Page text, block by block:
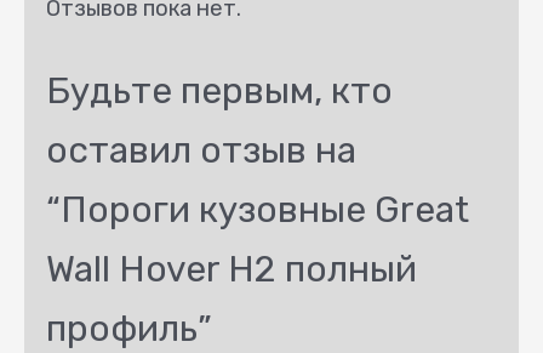
Отзывов пока нет.
Будьте первым, кто
оставил отзыв на
“Пороги кузовные Great
Wall Hover H2 полный
профиль”